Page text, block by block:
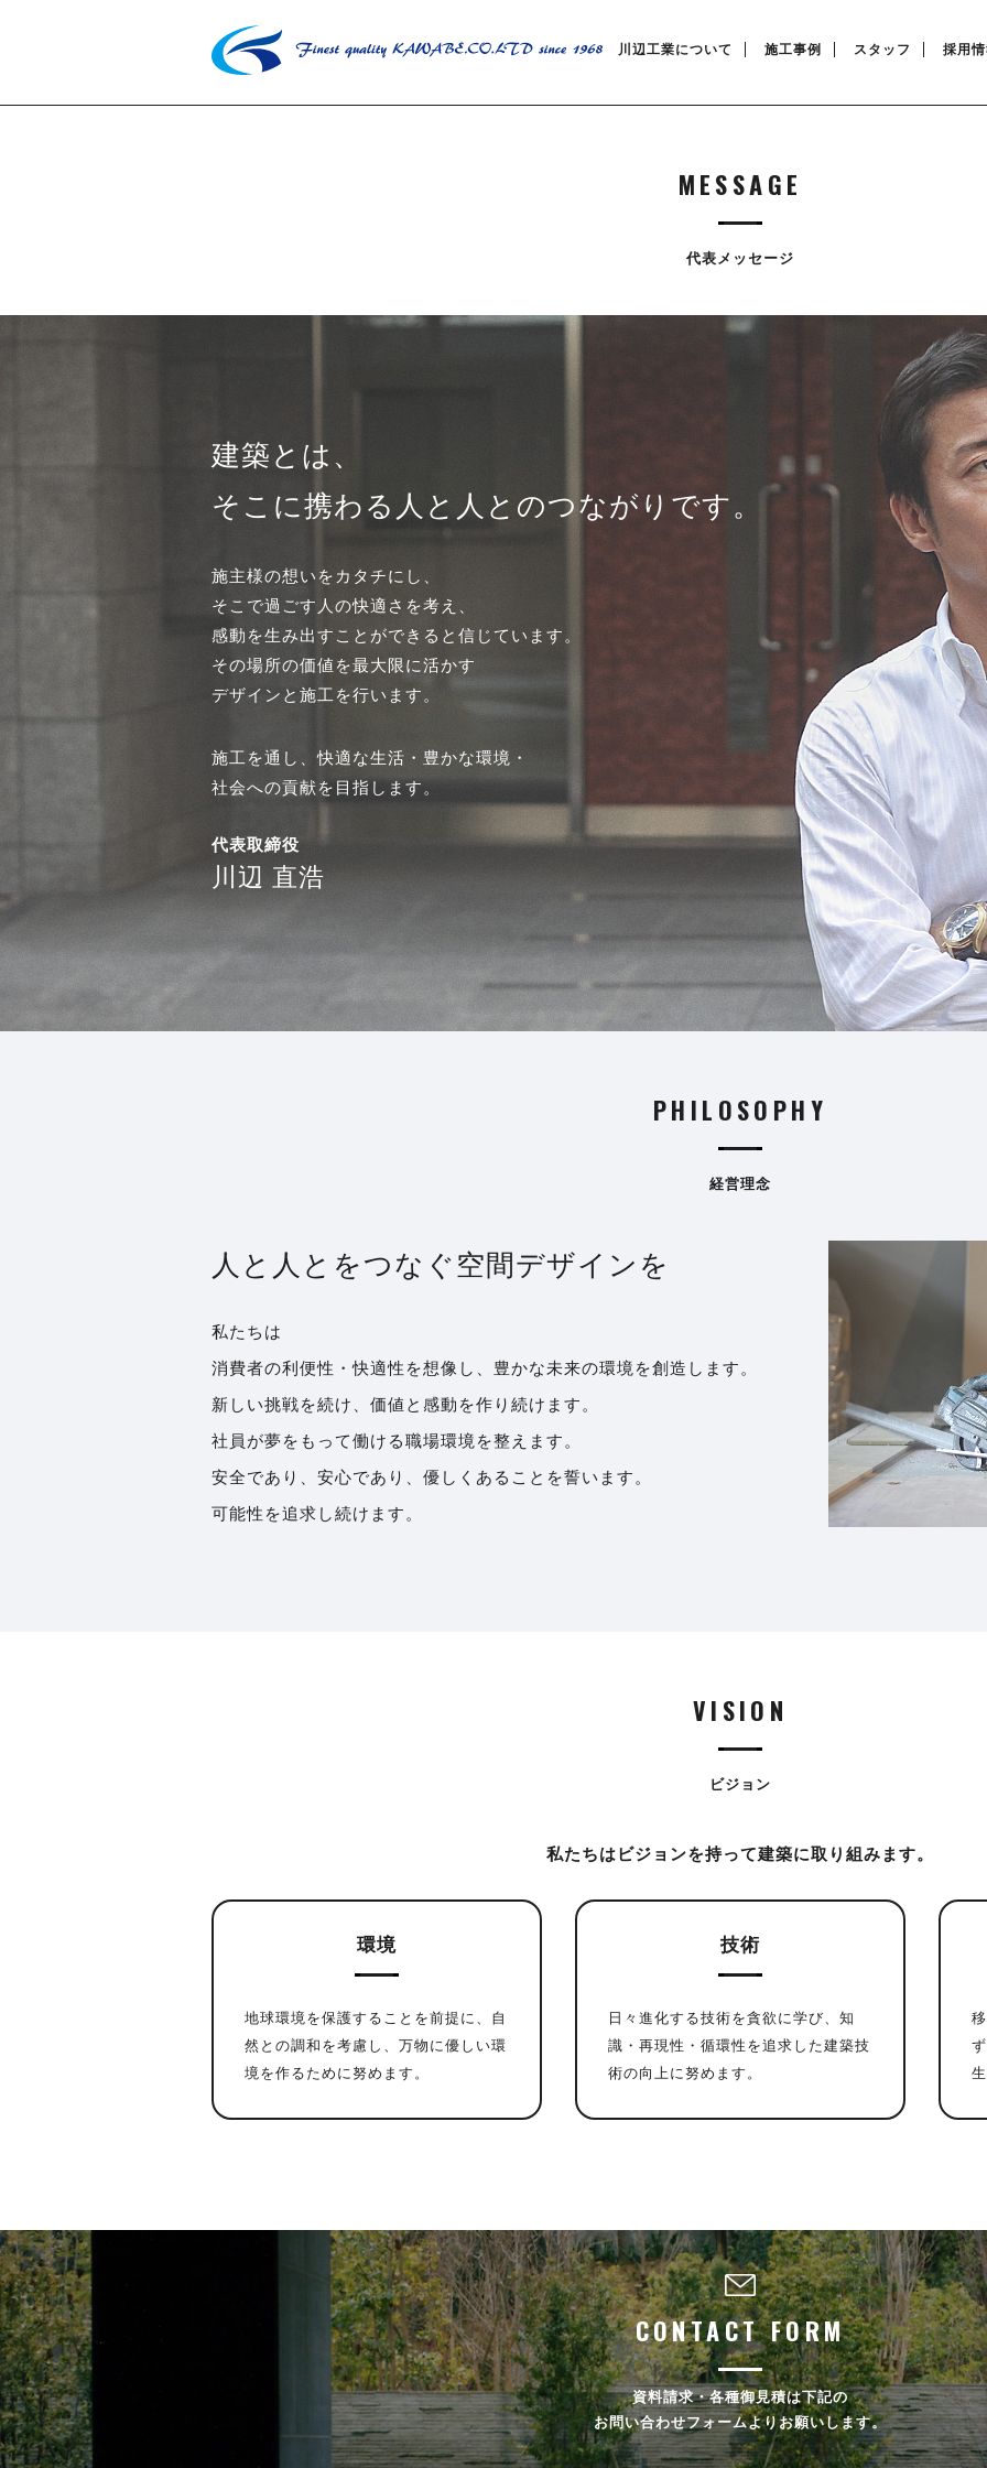
川辺工業について 施工事例 スタッフ 採用
MESSAGE
代表メッセージ
建築とは、
そこに携わる人と人とのつながりです。
施主様の想いをカタチにし、
そこで過ごす人の快適さを考え、
感動を生み出すことができると信じています。
その場所の価値を最大限に活かす
デザインと施工を行います。
施工を通し、快適な生活・豊かな環境・
社会への貢献を目指します。
代表取締役
川辺 直浩
PHILOSOPHY
経営理念
人と人とをつなぐ空間デザインを
私たちは
消費者の利便性・快適性を想像し、豊かな未来の環境を創造します。
新しい挑戦を続け、価値と感動を作り続けます。
社員が夢をもって働ける職場環境を整えます。
安全であり、安心であり、優しくあることを誓います。
可能性を追求し続けます。
VISION
ビジョン
私たちはビジョンを持って建築に取り組みます。
環境
地球環境を保護することを前提に、自
然との調和を考慮し、万物に優しい環
境を作るために努めます。
技術
日々進化する技術を貪欲に学び、知
識・再現性・循環性を追求した建築技
術の向上に努めます。
CONTACT FORM
資料請求・各種御見積は下記の
お問い合わせフォームよりお願いします。